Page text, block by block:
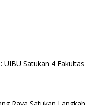
UIBU Satukan 4 Fakultas